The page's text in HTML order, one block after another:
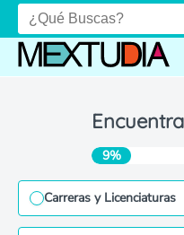
9%
Carreras y Licenciaturas